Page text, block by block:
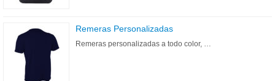
Remeras Personalizadas
Remeras personalizadas a todo color, …